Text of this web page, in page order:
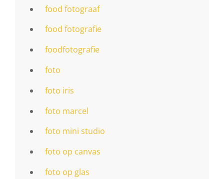
food fotograaf
food fotografie
foodfotografie
foto
foto iris
foto marcel
foto mini studio
foto op canvas
foto op glas